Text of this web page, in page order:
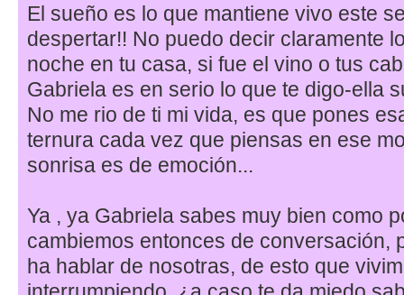
El sueño es lo que mantiene vivo este
despertar!! No puedo decir claramente
noche en tu casa, si fue el vino o tus
Gabriela es en serio lo que te digo-ella
No me rio de ti mi vida, es que pones
ternura cada vez que piensas en ese
sonrisa es de emoción...
Ya , ya Gabriela sabes muy bien como
cambiemos entonces de conversación,
ha hablar de nosotras, de esto que